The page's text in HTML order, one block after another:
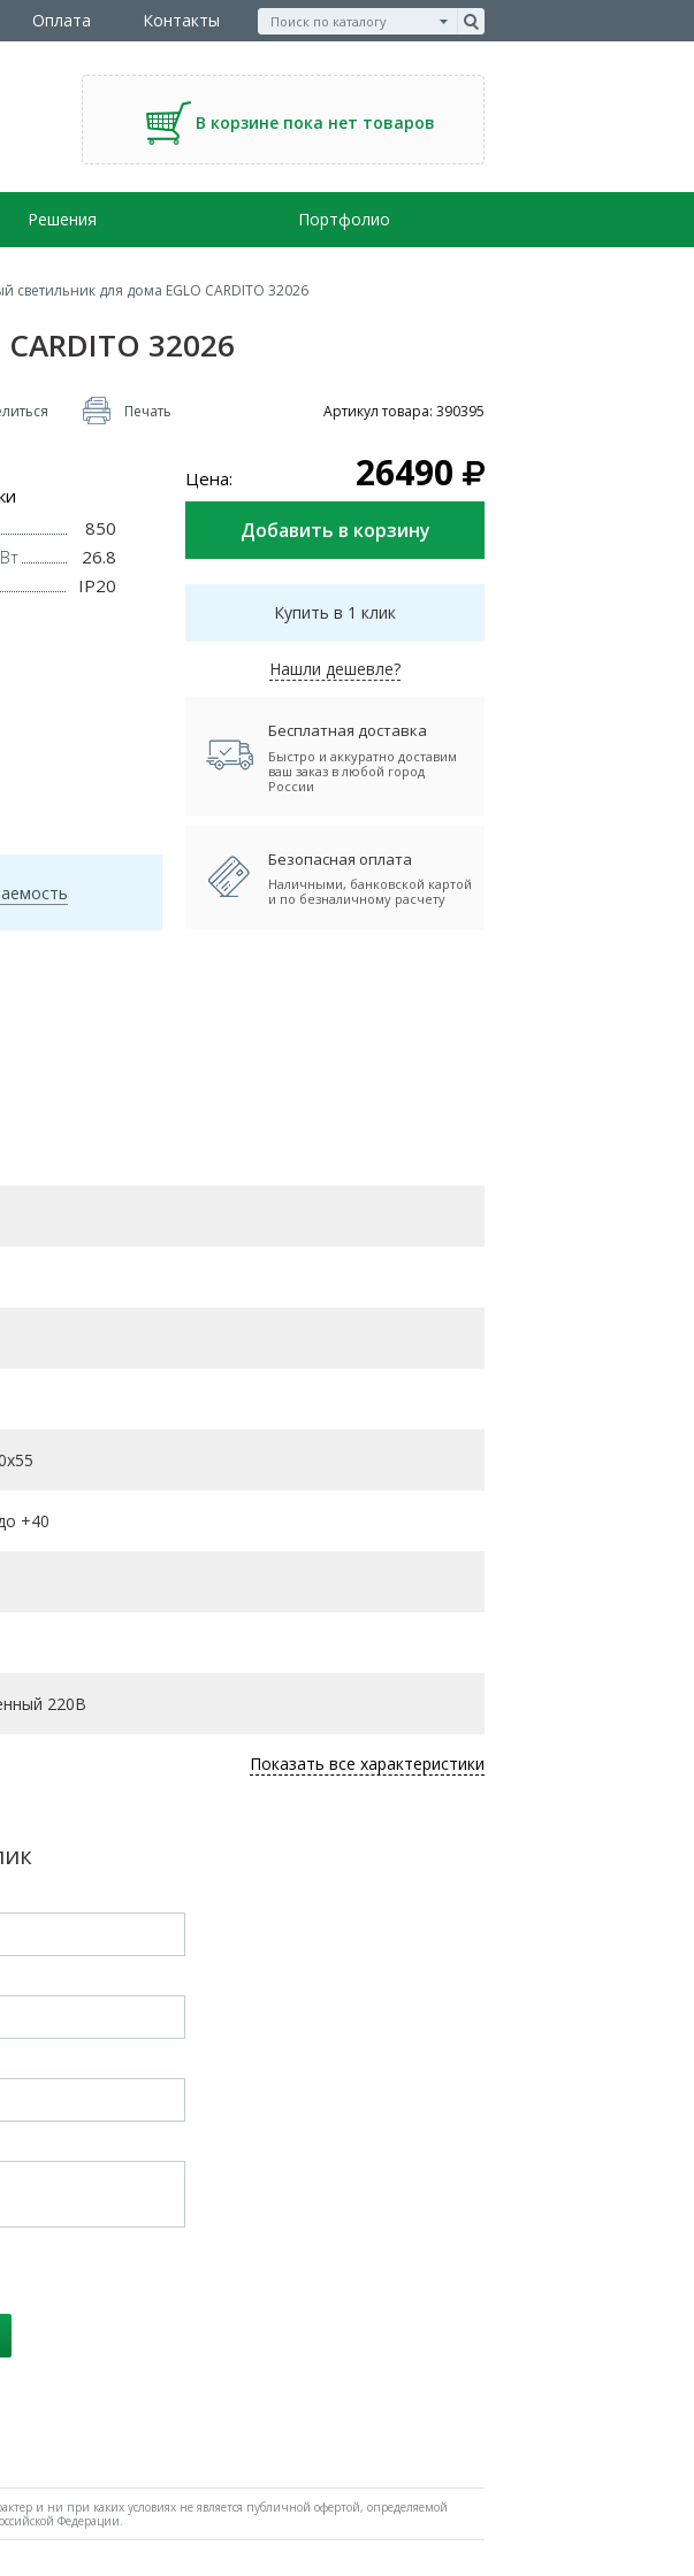
Оплата Контакты
В корзине пока нет товаров
Решения Портфолио
светильник для дома EGLO CARDITO 32026
32026
Печать Артикул товара: 390395
850
26.8
IP20
Цена: 26490
Купить в 1 клик
Нашли дешевле?
Бесплатная доставка
Быстро и аккуратно доставим
ваш заказ в любой город
России
Безопасная оплата
Наличными, банковской картой
и по безналичному расчету
+40
220В
Показать все характеристики
и ни при каких условиях не является публичной офертой, определяемой
Федерации.